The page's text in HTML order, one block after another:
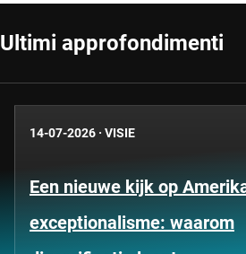
Ultimi approfondimenti
14-07-2026 · VISIE
Een nieuwe kijk op
exceptionalisme: waarom